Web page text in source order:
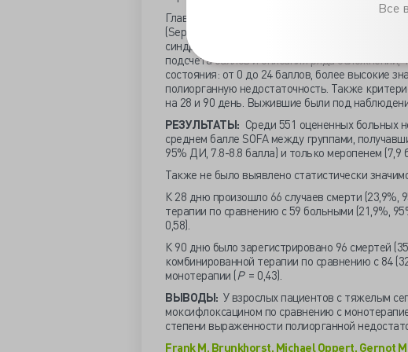
Все
Главным критерием оценки была степень
(Sepsis-related Organ Failure), которая является
синдромом, находящихся на интенсивной
подсчета баллов и описания ряда осложнений,
состояния: от 0 до 24 баллов, более высокие
полиорганную недостаточность. Также
на 28 и 90 день. Выжившие были под
РЕЗУЛЬТАТЫ: Среди 551 оцененных больных
среднем балле SOFA между группами,
95% ДИ, 7.8-8.8 балла) и только меропенем (7,9
Также не было выявлено статистически
К 28 дню произошло 66 случаев смерти
терапии по сравнению с 59 больными (21,9%,
0,58).
К 90 дню было зарегистрировано 96 смертей
комбинированной терапии по сравнению с 84
монотерапии (P= 0,43).
ВЫВОДЫ: У взрослых пациентов с тяжелым
моксифлоксацином по сравнению с
степени выраженности полиорганной
Frank M. Brunkhorst, Michael Oppert, Gernot